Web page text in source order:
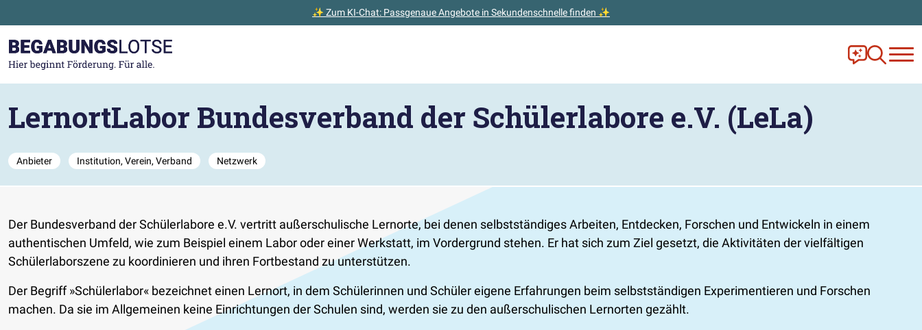
✨ Zum KI-Chat: Passgenaue Angebote in Sekundenschnelle finden ✨
Zur Startseite gehen
Frag Ella!
Zur
LernortLabor Bundesverband der Schülerlabore e.V. (LeLa)
Anbieter Institution, Verein, Verband Netzwerk
Der Bundesverband der Schülerlabore e.V. vertritt außerschulische Lernorte, bei denen selbstständiges Arbeiten, Entdecken, Forschen und Entwickeln in einem
authentischen Umfeld, wie zum Beispiel einem Labor oder einer Werkstatt, im Vordergrund stehen. Er hat sich zum Ziel gesetzt, die Aktivitäten der vielfältigen
Schülerlaborszene zu koordinieren und ihren Fortbestand zu unterstützen.
Der Begriff »Schülerlabor« bezeichnet einen Lernort, in dem Schülerinnen und Schüler eigene Erfahrungen beim selbstständigen Experimentieren und Forschen
machen. Da sie im Allgemeinen keine Einrichtungen der Schulen sind, werden sie zu den außerschulischen Lernorten gezählt.